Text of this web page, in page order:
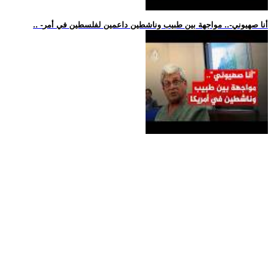
.. -أنا صهيوني-.. مواجهة بين طبيب وناشطين داعمين لفلسطين في أمر